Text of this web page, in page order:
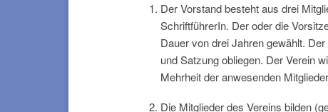
Der Vorstand besteht aus drei
SchriftführerIn. Der oder die
Dauer von drei Jahren gewählt.
und Satzung obliegen. Der Verein
Mehrheit der anwesenden
Die Mitglieder des Vereins bilden